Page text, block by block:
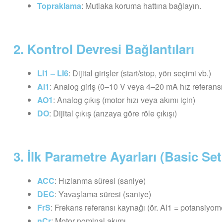
Topraklama: Mutlaka koruma hattına bağlayın.
2. Kontrol Devresi Bağlantıları
LI1 – LI6: Dijital girişler (start/stop, yön seçimi vb.)
AI1: Analog giriş (0–10 V veya 4–20 mA hız
AO1: Analog çıkış (motor hızı veya akımı için)
DO: Dijital çıkış (arızaya göre röle çıkışı)
3. İlk Parametre Ayarları (Basic
ACC: Hızlanma süresi (saniye)
DEC: Yavaşlama süresi (saniye)
FrS: Frekans referansı kaynağı (ör. AI1 =